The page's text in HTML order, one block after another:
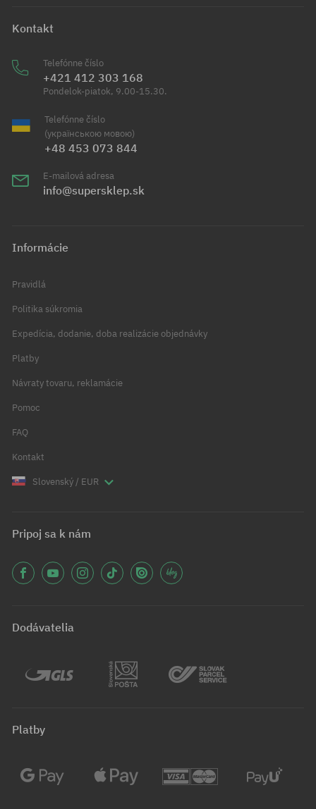
Kontakt
Telefónne číslo
+421 412 303 168
Pondelok-piatok, 9.00-15.30.
Telefónne číslo
(українською мовою)
+48 453 073 844
E-mailová adresa
info@supersklep.sk
Informácie
Pravidlá
Politika súkromia
Expedícia, dodanie, doba realizácie objednávky
Platby
Návraty tovaru, reklamácie
Pomoc
FAQ
Kontakt
Slovenský / EUR
Pripoj sa k nám
Dodávatelia
Platby